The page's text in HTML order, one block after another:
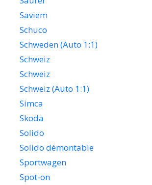
Saviem
Schuco
Schweden (Auto 1:1)
Schweiz
Schweiz
Schweiz (Auto 1:1)
Simca
Skoda
Solido
Solido démontable
Sportwagen
Spot-on